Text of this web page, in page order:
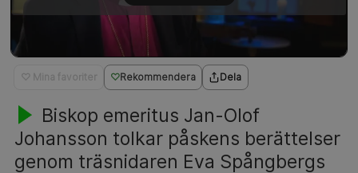
♡ Mina favoriter Rekommendera Dela
Biskop emeritus Jan-Olof
Johansson tolkar påskens berättelser
genom träsnidaren Eva Spångbergs